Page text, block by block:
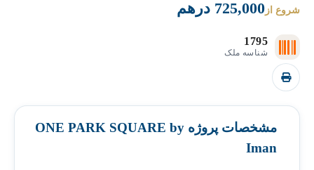
شروع از 725,000 درهم
1795
شناسه ملک
مشخصات پروژه ONE PARK SQUARE by
Iman